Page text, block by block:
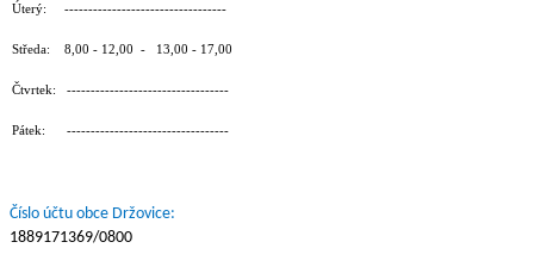
Úterý: ----------------------------------
Středa: 8,00 - 12,00 - 13,00 - 17,00
Čtvrtek: ----------------------------------
Pátek: ----------------------------------
Číslo účtu obce Držovice:
1889171369/0800